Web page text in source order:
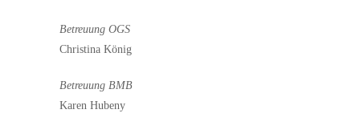
Betreuung OGS
Christina König
Betreuung BMB
Karen Hubeny